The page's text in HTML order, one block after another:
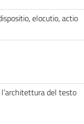
elocutio, actio
del testo